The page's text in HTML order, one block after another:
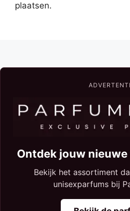
plaatsen.
Ontdek jouw
Bekijk het assortiment
unisexparfums bij